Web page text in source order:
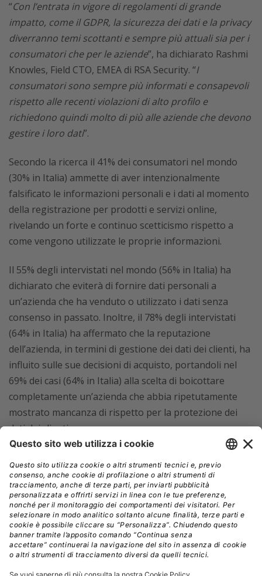
“Con l’entrata in vigore di regolamenti di grande
impatto, come il GDPR, la sicurezza dei dati e la privacy
diverranno temi scottanti e sempre più attuali sia per i
consumatori che per le aziende”, ha dichiarato Rashmi
Knowles, Field CTO, EMEA di RSA Security. “I
consumatori sono sempre più informati e consapevoli
rispetto alle recenti violazioni di alto profilo e
richiedono quindi molto di più alle aziende che devono
gestire i loro dati”.
Secondo la ricerca il 41% dei consumatori nel mondo
(30% in Italia) ammette di aver intenzionalmente
falsificato le informazioni personali e i dati al momento
della registrazione per prodotti e servizi online,
rivelando un forte e continuo scetticismo rispetto a
come vengono utilizzate le proprie informazioni.
Il 55% degli intervistati nel mondo (56% in Italia) ha
dichiarato che eviterà di fornire dati personali a
un’azienda che ha venduto o utilizzato i dati senza
consenso in passato. Inoltre, il 78% degli intervistati
(64% in Italia) ha affermato che la reputazione
dell’azienda, in termini di gestione dei dati dei clienti, ha
influito sulle sue decisioni di acquisto, portandoli nel
69% dei casi (64% in Italia) alla scelta di boicottare
completamente un’azienda che abbia ripetutamente
mostrato mancanza di rispetto per la protezione dei
dati dei clienti.
garantire livelli adeguati di sicurezza, andrà ben oltre le
multe per avere compromesso i dati dei clienti
aggiunto Knowles. “Nel momento in cui oltre la metà
degli intervistati dichiara che non acquisterà prodotti
da un’azienda che sa aver avuto poca cura dei propri
dati e il 62% (61% in Italia) è incline a incolpare l’azienda